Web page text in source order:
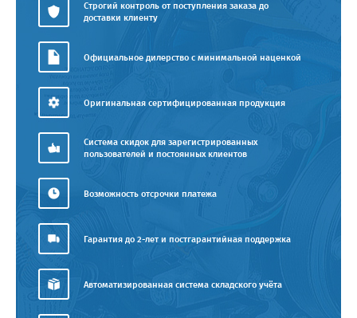
Строгий контроль от поступления заказа до
доставки клиенту
Официальное дилерство с минимальной наценкой
Оригинальная сертифицированная продукция
Система скидок для зарегистрированных
пользователей и постоянных клиентов
Возможность отсрочки платежа
Гарантия до 2-лет и постгарантийная поддержка
Автоматизированная система складского учёта